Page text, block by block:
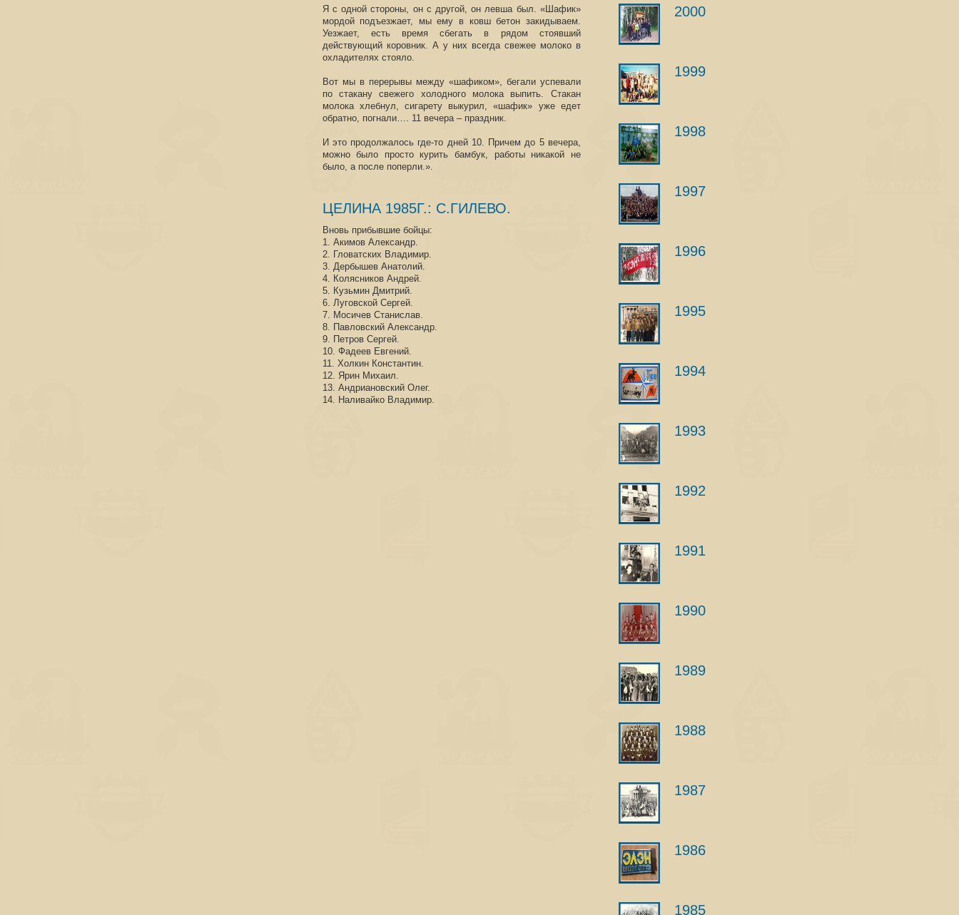
Я с одной стороны, он с другой, он левша был. «Шафик»
мордой подъезжает, мы ему в ковш бетон закидываем.
Уезжает, есть время сбегать в рядом стоявший
действующий коровник. А у них всегда свежее молоко в
охладителях стояло.
Вот мы в перерывы между «шафиком», бегали успевали
по стакану свежего холодного молока выпить. Стакан
молока хлебнул, сигарету выкурил, «шафик» уже едет
обратно, погнали…. 11 вечера – праздник.
И это продолжалось где-то дней 10. Причем до 5 вечера,
можно было просто курить бамбук, работы никакой не
было, а после поперли.».
ЦЕЛИНА 1985Г.: С.ГИЛЕВО.
Вновь прибывшие бойцы:
1. Акимов Александр.
2. Гловатских Владимир.
3. Дербышев Анатолий.
4. Колясников Андрей.
5. Кузьмин Дмитрий.
6. Луговской Сергей.
7. Мосичев Станислав.
8. Павловский Александр.
9. Петров Сергей.
10. Фадеев Евгений.
11. Холкин Константин.
12. Ярин Михаил.
13. Андриановский Олег.
14. Наливайко Владимир.
2000
1999
1998
1997
1996
1995
1994
1993
1992
1991
1990
1989
1988
1987
1986
1985